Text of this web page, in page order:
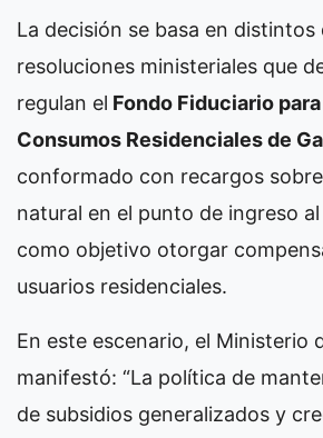
La decisión se basa en
resoluciones ministeriales que
regulan el Fondo Fiduciario
Consumos Residenciales de
conformado con recargos
natural en el punto de ingreso
como objetivo otorgar
usuarios residenciales.
En este escenario, el Ministerio
manifestó: “La política de
de subsidios generalizados y